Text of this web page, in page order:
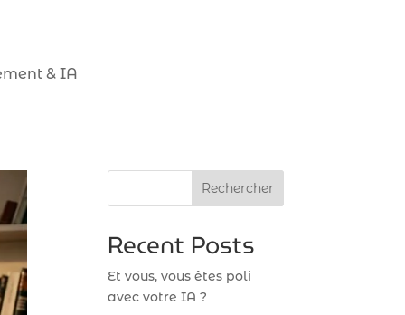
& IA
Rechercher
Recent Posts
Et vous, vous êtes poli
avec votre IA ?